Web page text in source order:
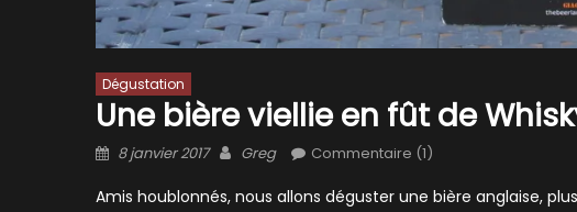
Dégustation
Une bière viellie en fût de
Posted
8 janvier 2017 Author
Greg Commentaire (1)
Amis houblonnés, nous allons déguster une bière anglaise,